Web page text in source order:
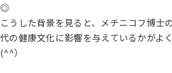
◎
こうした背景を見ると、メチニコフ博士
代の健康文化に影響を与えているかがよ
(^^）